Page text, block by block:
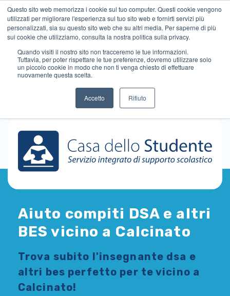
Questo sito web memorizza i cookie sul tuo computer. Questi cookie vengono
utilizzati per migliorare l'esperienza sul tuo sito web e fornirti servizi più
personalizzati, sia su questo sito web che su altri media. Per saperne di più
sui cookie che utilizziamo, consulta la nostra politica sulla privacy.
Quando visiti il ​​nostro sito non tracceremo le tue informazioni.
Tuttavia, per poter rispettare le tue preferenze, dovremo utilizzare solo
un piccolo cookie in modo che non ti venga chiesto di effettuare
nuovamente questa scelta.
Accetto Rifiuto
Aiuto compiti DSA e altri
BES vicino a Calcinato
Trova subito l'insegnante dsa e
altri bes perfetto per te vicino a
Calcinato!